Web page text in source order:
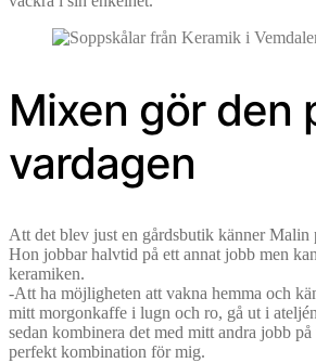
Mixen gör den
vardagen
Att det blev just en gårdsbutik känner Malin
Hon jobbar halvtid på ett annat jobb men
keramiken.
-Att ha möjligheten att vakna hemma och
mitt morgonkaffe i lugn och ro, gå ut i
sedan kombinera det med mitt andra jobb
perfekt kombination för mig.